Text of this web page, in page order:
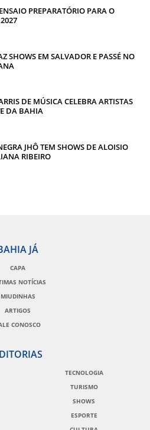
PREPARATÓRIO PARA O
SHOWS EM SALVADOR E PASSÉ NO
DE MÚSICA CELEBRA ARTISTAS
DA BAHIA
JHÔ TEM SHOWS DE ALOISIO
RIBEIRO
JÁ
CAPA
NOTÍCIAS
MIUDINHAS
ARTIGOS
CONOSCO
TECNOLOGIA
TURISMO
SHOWS
ESPORTE